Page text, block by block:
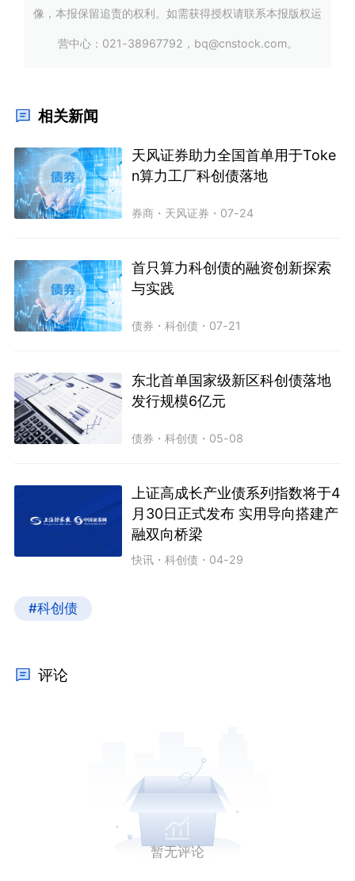
像，本报保留追责的权利。如需获得授权请联系本报版权运
营中心：021-38967792，bq@cnstock.com。
相关新闻
天风证券助力全国首单用于Toke
n算力工厂科创债落地
券商 ・ 天风证券 ・ 07-24
首只算力科创债的融资创新探索
与实践
债券 ・科创债 ・ 07-21
东北首单国家级新区科创债落地
发行规模6亿元
债券 ・科创债 ・ 05-08
上证高成长产业债系列指数将于4
月30日正式发布 实用导向搭建产
融双向桥梁
快讯 ・科创债 ・ 04-29
#科创债
评论
暂无评论